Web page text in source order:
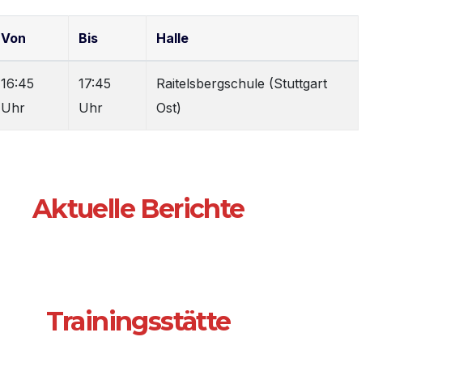
Von Bis Halle
16:45
Uhr
17:45
Uhr
Raitelsbergschule (Stuttgart
Ost)
Aktuelle Berichte
Trainingsstätte